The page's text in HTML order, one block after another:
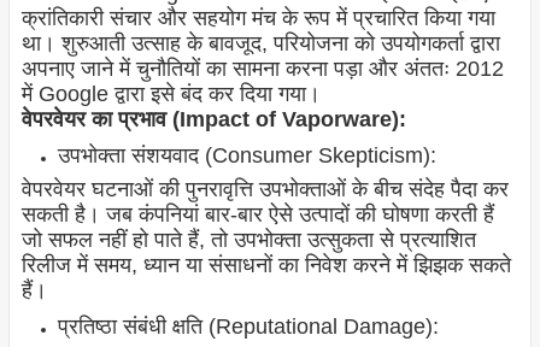
क्रांतिकारी संचार और सहयोग मंच के रूप में प्रचारित किया गया
था। शुरुआती उत्साह के बावजूद, परियोजना को उपयोगकर्ता द्वारा
अपनाए जाने में चुनौतियों का सामना करना पड़ा और अंततः 2012
में Google द्वारा इसे बंद कर दिया गया।
वेपरवेयर का प्रभाव (Impact of Vaporware):
उपभोक्ता संशयवाद (Consumer Skepticism):
वेपरवेयर घटनाओं की पुनरावृत्ति उपभोक्ताओं के बीच संदेह पैदा कर
सकती है। जब कंपनियां बार-बार ऐसे उत्पादों की घोषणा करती हैं
जो सफल नहीं हो पाते हैं, तो उपभोक्ता उत्सुकता से प्रत्याशित
रिलीज में समय, ध्यान या संसाधनों का निवेश करने में झिझक सकते
हैं।
प्रतिष्ठा संबंधी क्षति (Reputational Damage):